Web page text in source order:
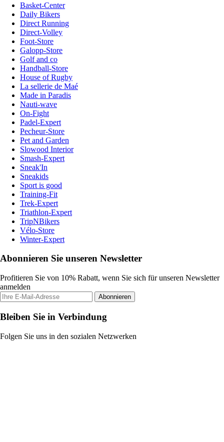
Basket-Center
Daily Bikers
Direct Running
Direct-Volley
Foot-Store
Galopp-Store
Golf and co
Handball-Store
House of Rugby
La sellerie de Maé
Made in Paradis
Nauti-wave
On-Fight
Padel-Expert
Pecheur-Store
Pet and Garden
Slowood Interior
Smash-Expert
Sneak'In
Sneakids
Sport is good
Training-Fit
Trek-Expert
Triathlon-Expert
TripNBikers
Vélo-Store
Winter-Expert
Abonnieren Sie unseren Newsletter
Profitieren Sie von 10% Rabatt, wenn Sie sich für unseren Newsletter
anmelden
Abonnieren
Bleiben Sie in Verbindung
Folgen Sie uns in den sozialen Netzwerken